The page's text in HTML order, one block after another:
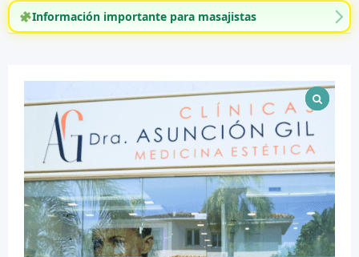
Información importante para masajistas